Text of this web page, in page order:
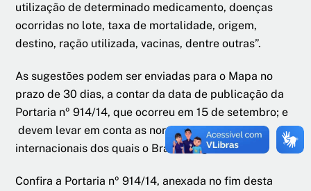
utilização de determinado medicamento, doenças
ocorridas no lote, taxa de mortalidade, origem,
destino, ração utilizada, vacinas, dentre outras”.
As sugestões podem ser enviadas para o Mapa no
prazo de 30 dias, a contar da data de publicação da
Portaria nº 914/14, que ocorreu em 15 de setembro; e
devem levar em conta as normas e os acordos
internacionais dos quais o Brasil é signatário.
Confira a Portaria nº 914/14, anexada no fim desta